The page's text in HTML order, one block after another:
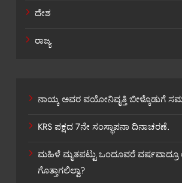
ದೇಶ
ರಾಜ್ಯ
ನಾಯ್ಕ ಅವರ ವಯೋನಿವೃತ್ತಿ ಬೀಳ್ಕೊಡುಗೆ
KRS ಪಕ್ಷದ 7ನೇ ಸಂಸ್ಥಾಪನಾ ದಿನಾಚರಣೆ.
ಮಹಿಳೆ ಮೃತಪಟ್ಟು ಒಂದೂವರೆ
ಗೊತ್ತಾಗಲಿಲ್ವಾ?